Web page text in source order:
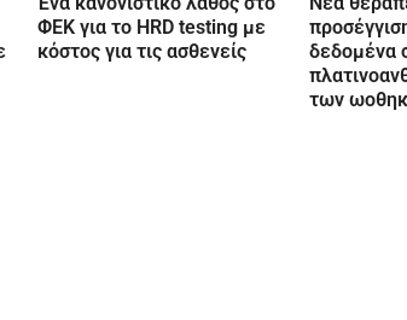
ΦΕΚ για το HRD testing με
κόστος για τις ασθενείς
δεδομένα
των